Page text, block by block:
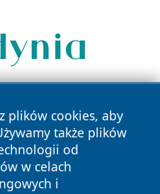
plików cookies, aby
także plików
od
w celach
i
prawa zastrzeżone.